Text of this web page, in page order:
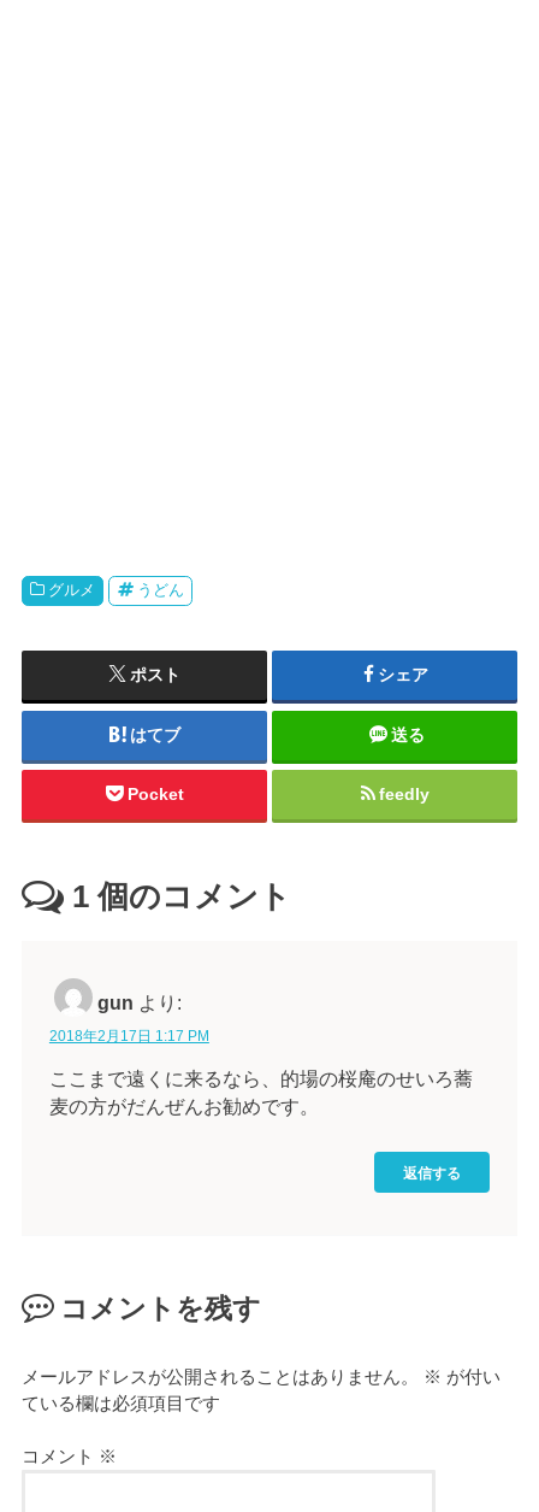
グルメ うどん
ポスト シェア
はてブ 送る
Pocket feedly
1個のコメント
gun より:
2018年2月17日 1:17 PM
ここまで遠くに来るなら、的場の桜庵のせいろ蕎
麦の方がだんぜんお勧めです。
返信する
コメントを残す
メールアドレスが公開されることはありません。 ※ が付い
ている欄は必須項目です
コメント ※